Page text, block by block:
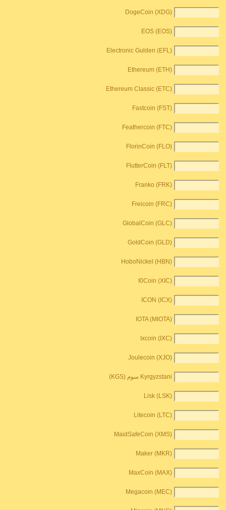
DogeCoin (XDG)
EOS (EOS)
Electronic Gulden (EFL)
Ethereum (ETH)
Ethereum Classic (ETC)
Fastcoin (FST)
Feathercoin (FTC)
FlorinCoin (FLO)
FlutterCoin (FLT)
Franko (FRK)
Freicoin (FRC)
GlobalCoin (GLC)
GoldCoin (GLD)
HoboNickel (HBN)
I0Coin (XIC)
ICON (ICX)
IOTA (MIOTA)
Ixcoin (IXC)
Joulecoin (XJO)
Kyrgyzstani سوم (KGS)
Lisk (LSK)
Litecoin (LTC)
MaidSafeCoin (XMS)
Maker (MKR)
MaxCoin (MAX)
Megacoin (MEC)